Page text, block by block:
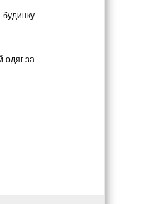
будинку
одяг за